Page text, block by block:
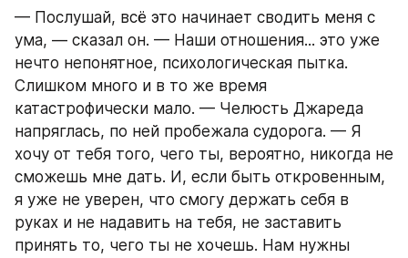
— Послушай, всё это начинает сводить меня с
ума, — сказал он. — Наши отношения... это уже
нечто непонятное, психологическая пытка.
Слишком много и в то же время
катастрофически мало. — Челюсть Джареда
напряглась, по ней пробежала судорога. — Я
хочу от тебя того, чего ты, вероятно, никогда не
сможешь мне дать. И, если быть откровенным,
я уже не уверен, что смогу держать себя в
руках и не надавить на тебя, не заставить
принять то, чего ты не хочешь. Нам нужны